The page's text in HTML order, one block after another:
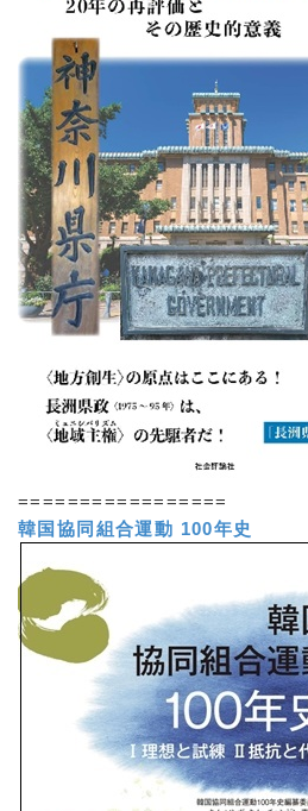
=================
韓国協同組合運動 100年史